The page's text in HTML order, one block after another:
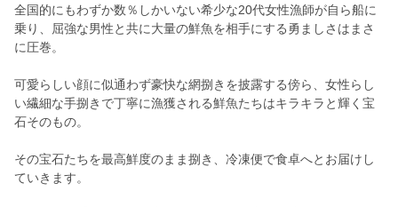
全国的にもわずか数％しかいない希少な20代女性漁師が自ら船に
乗り、屈強な男性と共に大量の鮮魚を相手にする勇ましさはまさ
に圧巻。
可愛らしい顔に似通わず豪快な網捌きを披露する傍ら、女性らし
い繊細な手捌きで丁寧に漁獲される鮮魚たちはキラキラと輝く宝
石そのもの。
その宝石たちを最高鮮度のまま捌き、冷凍便で食卓へとお届けし
ていきます。